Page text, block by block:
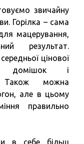
звичайну
Горілка – сама
мацерування,
результат.
цінової
домішок і
Також можна
але в цьому
правильно
в себе більш